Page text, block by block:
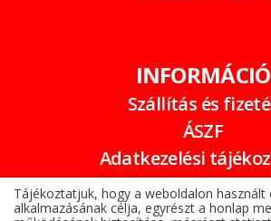
INFORMÁCIÓ
Szállítás és
ÁSZF
Adatkezelési
Garancia
Online elállási
Tájékoztatjuk, hogy a weboldalon használt
alkalmazásának célja, egyrészt a honlap